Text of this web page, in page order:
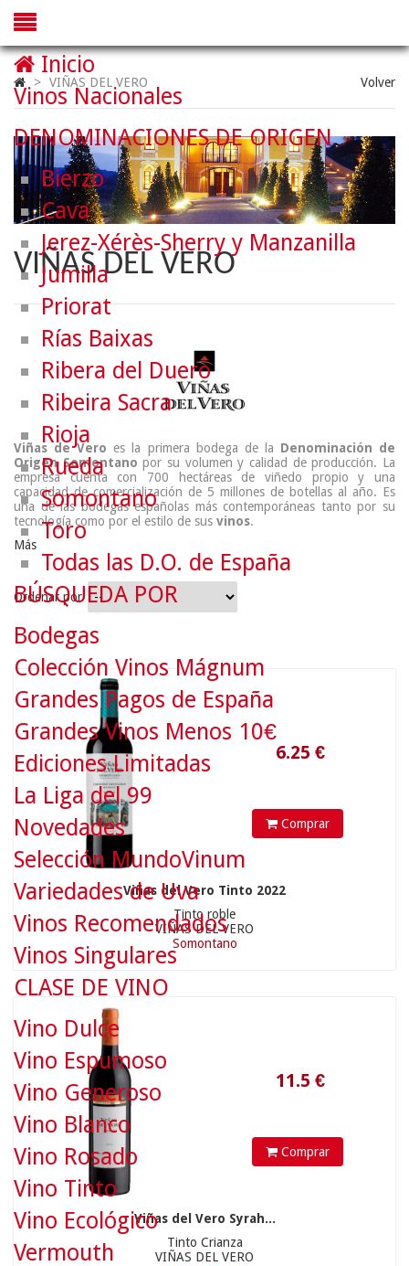
> VIÑAS DEL VERO Volver
VIÑAS DEL VERO
Viñas de Vero es la primera bodega de la Denominación de
Origen Somontano por su volumen y calidad de producción. La
empresa cuenta con 700 hectáreas de viñedo propio y una
capacidad de comercialización de 5 millones de botellas al año. Es
una de las bodegas españolas más contemporáneas tanto por su
tecnología como por el estilo de sus vinos.
Más
Ordenar por
Comprar
Viñas del Vero Tinto 2022
Tinto roble
VIÑAS DEL VERO
Somontano
Comprar
Viñas del Vero Syrah...
Tinto Crianza
VIÑAS DEL VERO
Inicio
Vinos Nacionales
DENOMINACIONES DE ORIGEN
Bierzo
Cava
Jerez-Xérès-Sherry y Manzanilla
Jumilla
Priorat
Rías Baixas
Ribera del Duero
Ribeira Sacra
Rioja
Rueda
Somontano
Toro
Todas las D.O. de España
BÚSQUEDA POR
Bodegas
Colección Vinos Mágnum
Grandes Pagos de España
Grandes Vinos Menos 10€
Ediciones Limitadas
La Liga del 99
Novedades
Selección MundoVinum
Variedades de Uva
Vinos Recomendados
Vinos Singulares
CLASE DE VINO
Vino Dulce
Vino Espumoso
Vino Generoso
Vino Blanco
Vino Rosado
Vino Tinto
Vino Ecológico
Vermouth